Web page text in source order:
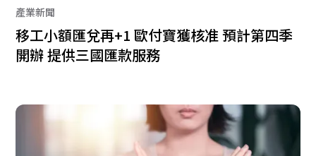
產業新聞
移工小額匯兌再+1 歐付寶獲核准 預計第四季
開辦 提供三國匯款服務